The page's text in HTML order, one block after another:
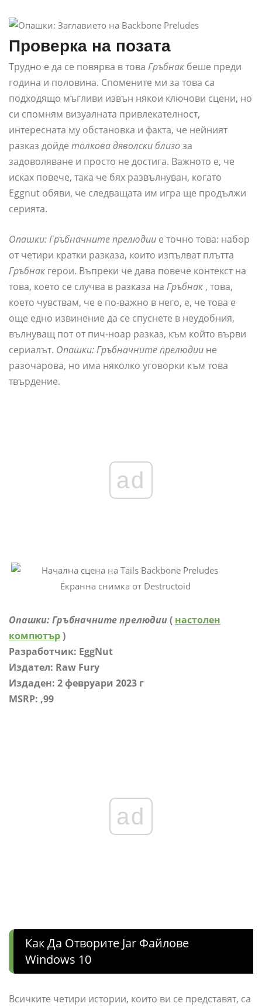
Проверка на позата
Трудно е да се повярва в това Гръбнак беше преди
година и половина. Спомените ми за това са
подходящо мъгливи извън някои ключови сцени, но
си спомням визуалната привлекателност,
интересната му обстановка и факта, че нейният
разказ дойде толкова дяволски близоза
задоволяване и просто не достига. Важното е, че
исках повече, така че бях развълнуван, когато
Eggnut обяви, че следващата им игра ще продължи
серията.
Опашки: Гръбначните прелюдии е точно това: набор
от четири кратки разказа, които изпълват плътта
Гръбнак герои. Въпреки че дава повече контекст на
това, което се случва в разказа на Гръбнак , това,
което чувствам, че е по-важно в него, е, че това е
още едно извинение да се спуснете в неудобния,
вълнуващ пот от пич-ноар разказ, към който върви
сериалът. Опашки: Гръбначните прелюдии не
разочарова, но има няколко уговорки към това
твърдение.
ad
Екранна снимка от Destructoid
Опашки: Гръбначните прелюдии( настолен
компютър)
Разработчик: EggNut
Издател: Raw Fury
Издаден: 2 февруари 2023 г
MSRP: ,99
ad
Как Да Отворите Jar Файлове
Windows 10
Всичките четири истории, които ви се представят, са